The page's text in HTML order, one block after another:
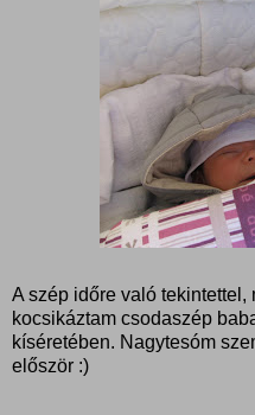
A szép időre való
kocsikáztam csodaszép
kíséretében. Nagytesóm
először :)